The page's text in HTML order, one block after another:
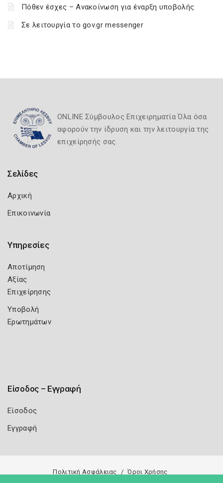
Πόθεν έσχες – Ανακοίνωση για έναρξη υποβολής
Σε λειτουργία το gov.gr messenger
ONLINE Σύμβουλος Επιχειρηματία Όλα όσα
αφορούν την ίδρυση και την λειτουργία της
επιχείρησής σας.
Σελίδες
Αρχική
Επικοινωνία
Υπηρεσίες
Αποτίμηση
Αξίας
Επιχείρησης
Υποβολή
Ερωτημάτων
Είσοδος – Εγγραφή
Είσοδος
Εγγραφή
Πολιτική Ασφάλειας Όροι Χρήσης